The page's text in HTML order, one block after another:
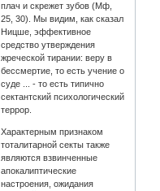
плач и скрежет зубов (Мф,
25, 30). Мы видим, как сказал
Ницше, эффективное
средство утверждения
жреческой тирании: веру в
бессмертие, то есть учение о
суде ... - то есть типично
сектантский психологический
террор.
Характерным признаком
тоталитарной секты также
являются взвинченные
апокалиптические
настроения, ожидания